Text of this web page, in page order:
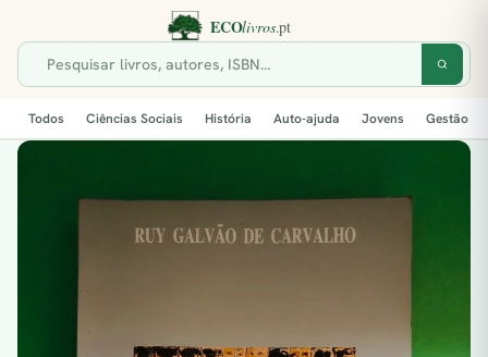
Todos Ciências Sociais História Auto-ajuda Jovens Gestão